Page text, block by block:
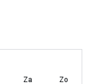
Za Zo